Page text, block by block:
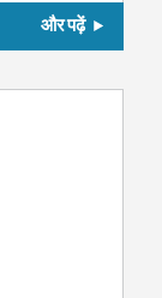
और पढ़ें